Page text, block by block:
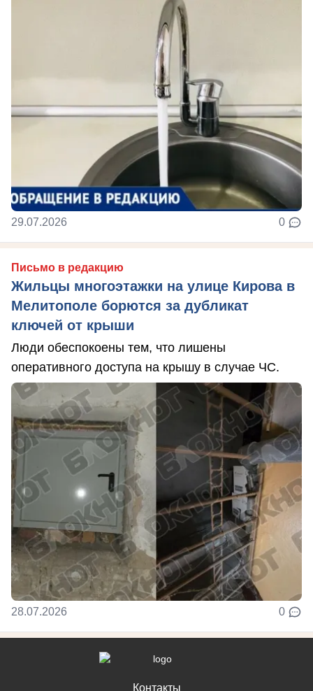
29.07.2026 0
Письмо в редакцию
Жильцы многоэтажки на улице Кирова в
Мелитополе борются за дубликат
ключей от крыши
Люди обеспокоены тем, что лишены
оперативного доступа на крышу в случае ЧС.
28.07.2026 0
Контакты